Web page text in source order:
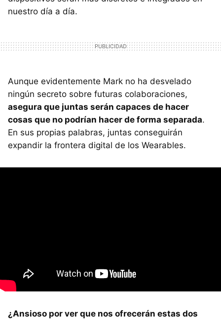
nuestro día a día.
Aunque evidentemente Mark no ha desvelado
ningún secreto sobre futuras colaboraciones,
asegura que juntas serán capaces de hacer
cosas que no podrían hacer de forma separada.
En sus propias palabras, juntas conseguirán
expandir la frontera digital de los Wearables.
¿Ansioso por ver que nos ofrecerán estas dos